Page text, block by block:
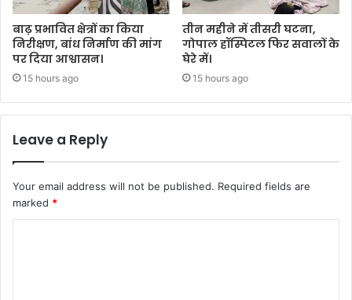
बाढ़ प्रभावित क्षेत्रों का किया
निरीक्षण, बांध निर्माण की मांग
पर दिया आश्वासन।
15 hours ago
तीन महीने में तीसरी घटना,
गोपाल हॉस्पिटल फिर सवालों के
घेरे में।
15 hours ago
Leave a Reply
Your email address will not be published. Required fields are
marked *